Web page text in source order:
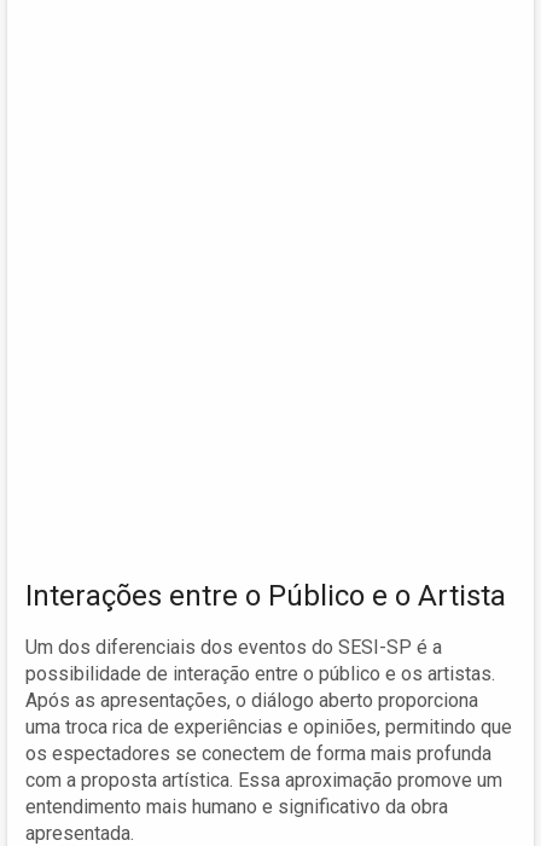
Interações entre o Público e o Artista
Um dos diferenciais dos eventos do SESI-SP é a
possibilidade de interação entre o público e os artistas.
Após as apresentações, o diálogo aberto proporciona
uma troca rica de experiências e opiniões, permitindo que
os espectadores se conectem de forma mais profunda
com a proposta artística. Essa aproximação promove um
entendimento mais humano e significativo da obra
apresentada.